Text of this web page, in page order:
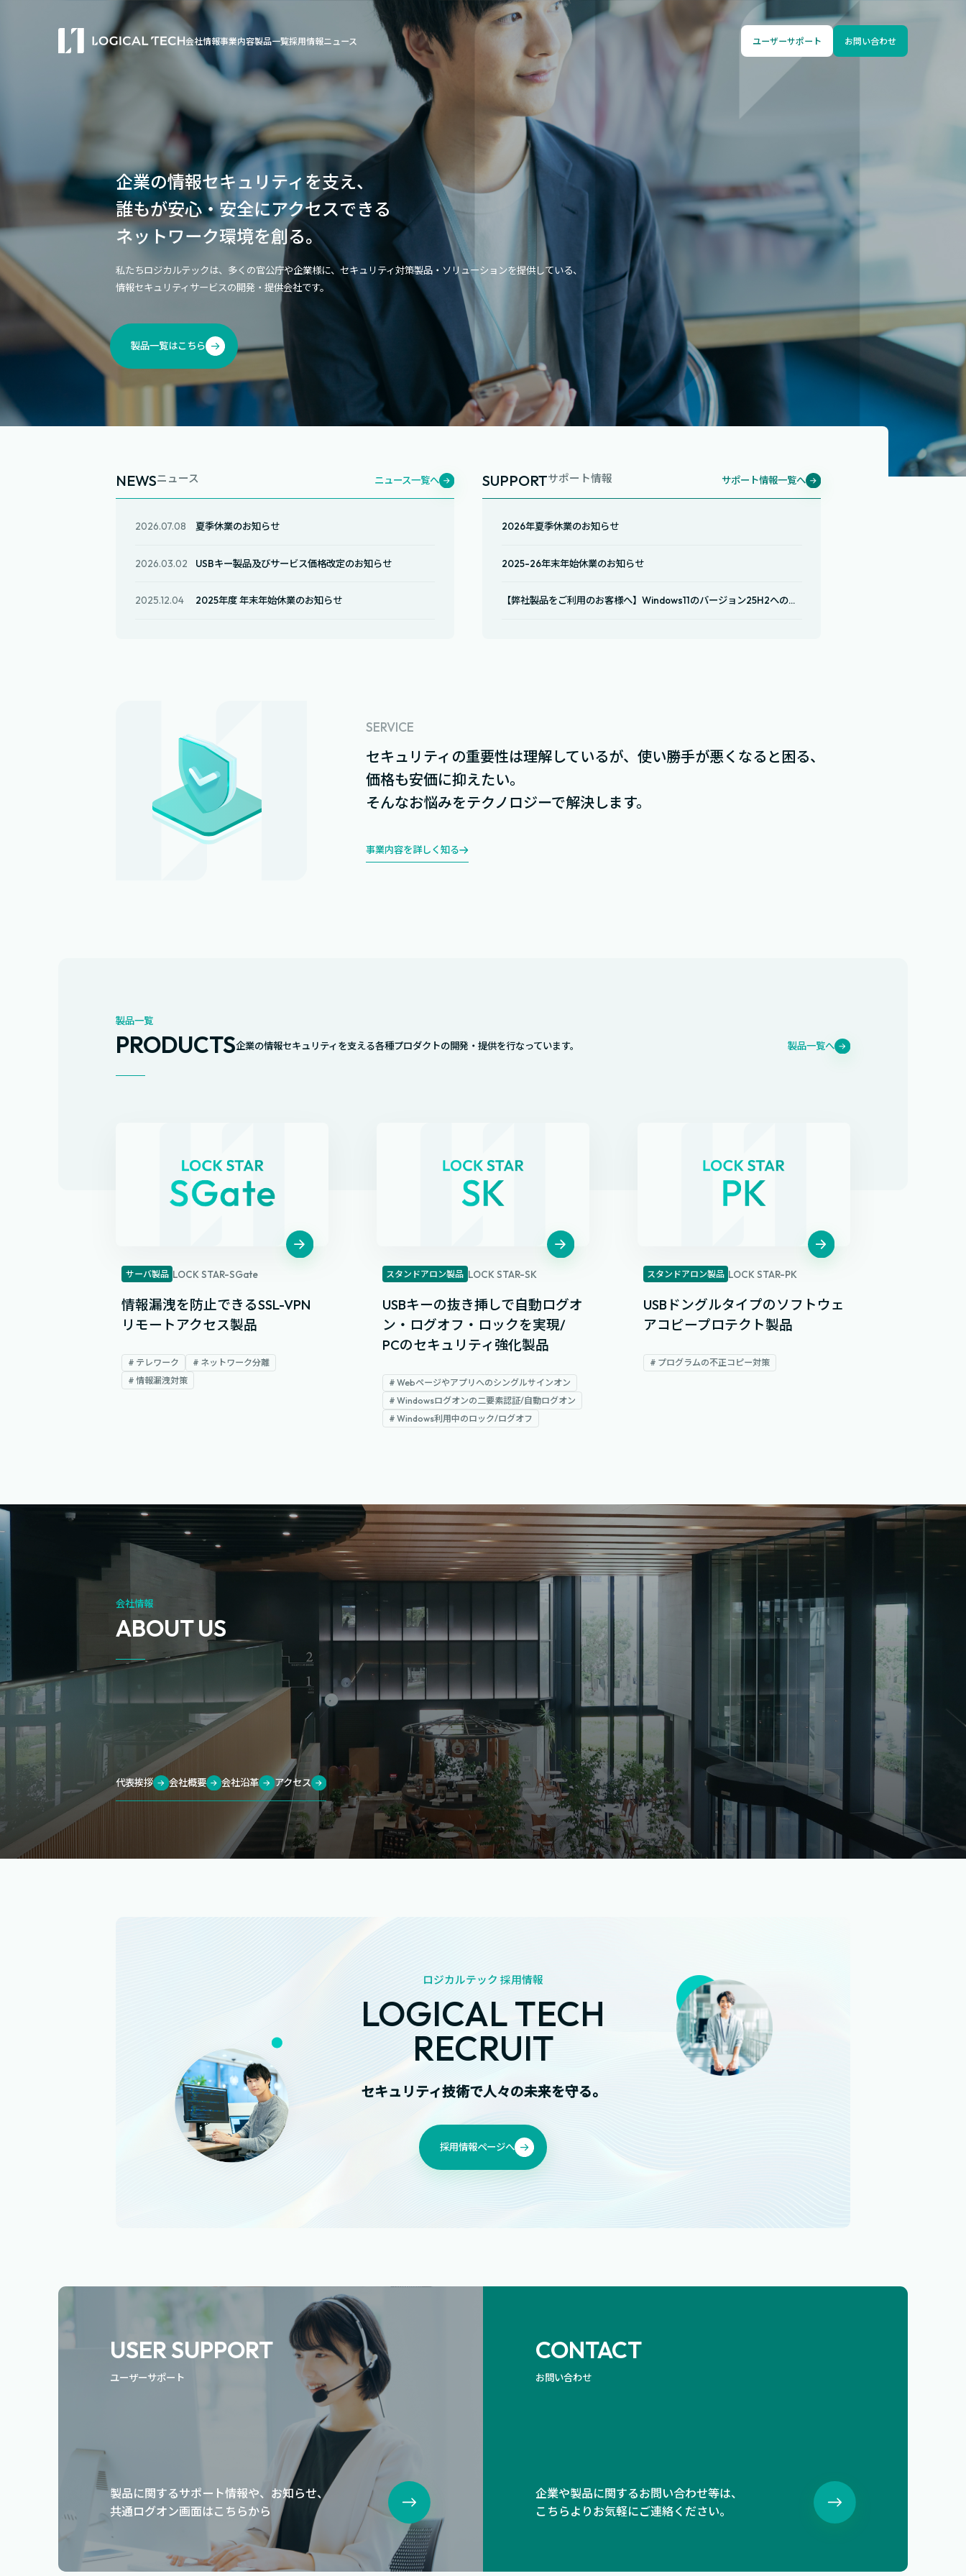
会社情報事業内容製品一覧採用情報ニュース ユーザーサポート お問い合わせ
企業の情報セキュリティを支え、
誰もが安心・安全にアクセスできる
ネットワーク環境を創る。
私たちロジカルテックは、多くの官公庁や企業様に、セキュリティ対策製品・ソリューションを提供している、
情報セキュリティサービスの開発・提供会社です。
製品一覧はこちら
NEWSニュース ニュース一覧へ
2026.07.08 夏季休業のお知らせ
2026.03.02 USBキー製品及びサービス価格改定のお知らせ
2025.12.04 2025年度 年末年始休業のお知らせ
SUPPORTサポート情報 サポート情報一覧へ
2026年夏季休業のお知らせ
2025-26年末年始休業のお知らせ
【弊社製品をご利用のお客様へ】Windows11のバージョン25H2への...
SERVICE
セキュリティの重要性は理解しているが、使い勝手が悪くなると困る、
価格も安価に抑えたい。
そんなお悩みをテクノロジーで解決します。
事業内容を詳しく知る
製品一覧
PRODUCTS企業の情報セキュリティを支える各種プロダクトの開発・提供を行なっています。 製品一覧へ
サーバ製品 LOCK STAR-SGate
情報漏洩を防止できるSSL-VPN
リモートアクセス製品
# テレワーク
# ネットワーク分離
# 情報漏洩対策
スタンドアロン製品 LOCK STAR-SK
USBキーの抜き挿しで自動ログオ
ン・ログオフ・ロックを実現/
PCのセキュリティ強化製品
# Webページやアプリへのシングルサインオン
# Windowsログオンの二要素認証/自動ログオン
# Windows利用中のロック/ログオフ
スタンドアロン製品 LOCK STAR-PK
USBドングルタイプのソフトウェ
アコピープロテクト製品
# プログラムの不正コピー対策
会社情報
ABOUT US
代表挨拶 会社概要 会社沿革 アクセス
ロジカルテック 採用情報
LOGICAL TECH
RECRUIT
セキュリティ技術で人々の未来を守る。
採用情報ページへ
USER SUPPORT
ユーザーサポート
製品に関するサポート情報や、お知らせ、
共通ログオン画面はこちらから
CONTACT
お問い合わせ
企業や製品に関するお問い合わせ等は、
こちらよりお気軽にご連絡ください。